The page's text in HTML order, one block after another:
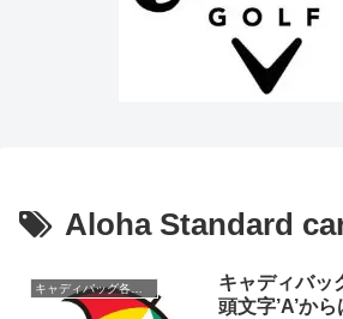
Aloha Standard
キャディバッグ各メーカー
キャディバッ
頭文字’A’か